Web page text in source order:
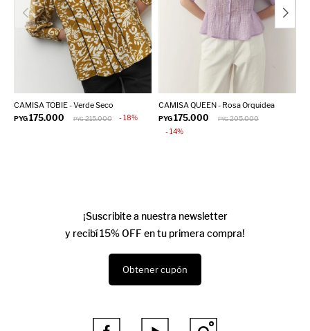
CAMISA TOBIE - Verde Seco
PYG175.000 PYG 215.000 18
CAMISA QUEEN - Rosa Orquidea
PYG175.000 PYG 205.000
14
¡Suscribite a nuestra newsletter
y recibí 15% OFF en tu primera compra!
Obtener cupón